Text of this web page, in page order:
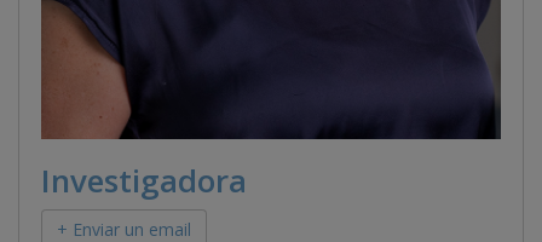
Investigadora
+ Enviar un email